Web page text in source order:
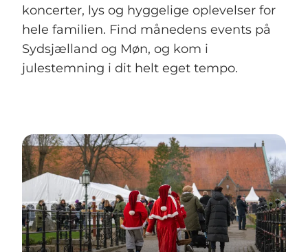
koncerter, lys og hyggelige oplevelser for
hele familien. Find månedens events på
Sydsjælland og Møn, og kom i
julestemning i dit helt eget tempo.